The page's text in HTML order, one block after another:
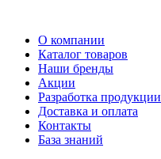
О компании
Каталог товаров
Наши бренды
Акции
Разработка продукции
Доставка и оплата
Контакты
База знаний